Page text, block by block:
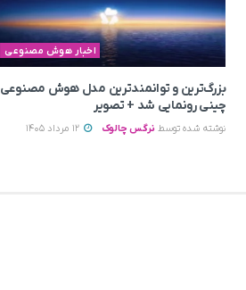
اخبار هوش مصنوعی
بزرگ‌ترین و توانمندترین مدل هوش مصنوعی
چینی رونمایی شد + تصویر
نوشته شده توسط نرگس چالوک